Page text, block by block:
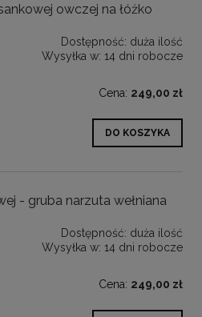
owczej na łóżko
Dostępność: duża ilość
Wysyłka w: 14 dni robocze
Cena: 249,00 zł
DO KOSZYKA
- gruba narzuta wełniana
Dostępność: duża ilość
Wysyłka w: 14 dni robocze
Cena: 249,00 zł